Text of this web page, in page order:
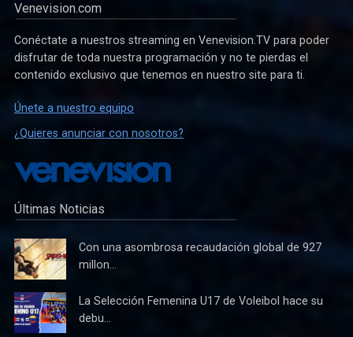
Venevision.com
Conéctate a nuestros streaming en Venevision.TV para poder
disfrutar de toda nuestra programación y no te pierdas el
contenido exclusivo que tenemos en nuestro site para ti.
Únete a nuestro equipo
¿Quieres anunciar con nosotros?
Últimas Noticias
Con una asombrosa recaudación global de 927
millon...
La Selección Femenina U17 de Voleibol hace su
debu...